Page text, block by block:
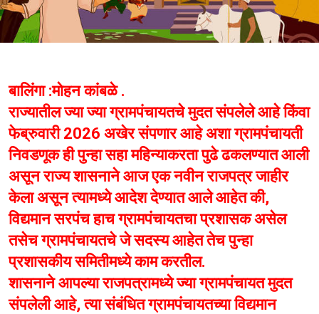
बालिंगा :मोहन कांबळे .
राज्यातील ज्या ज्या ग्रामपंचायतचे मुदत संपलेले आहे किंवा
फेब्रुवारी 2026 अखेर संपणार आहे अशा ग्रामपंचायती
निवडणूक ही पुन्हा सहा महिन्याकरता पुढे ढकलण्यात आली
असून राज्य शासनाने आज एक नवीन राजपत्र जाहीर
केला असून त्यामध्ये आदेश देण्यात आले आहेत की,
विद्यमान सरपंच हाच ग्रामपंचायतचा प्रशासक असेल
तसेच ग्रामपंचायतचे जे सदस्य आहेत तेच पुन्हा
प्रशासकीय समितीमध्ये काम करतील.
शासनाने आपल्या राजपत्रामध्ये ज्या ग्रामपंचायत मुदत
संपलेली आहे, त्या संबंधित ग्रामपंचायतच्या विद्यमान